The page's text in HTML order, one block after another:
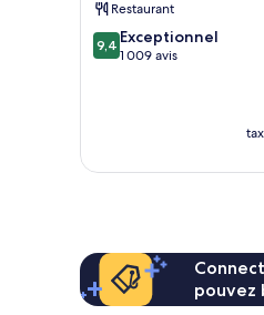
Restaurant
9.4
sur
9,4 Exceptionnel
1 009 avis
pouvez